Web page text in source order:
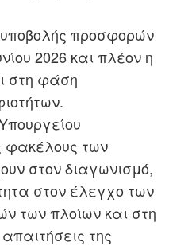
προσφορών
2026 και πλέον η
στη φάση
φακέλους των
στον διαγωνισμό,
στον έλεγχο των
των πλοίων και στη
της